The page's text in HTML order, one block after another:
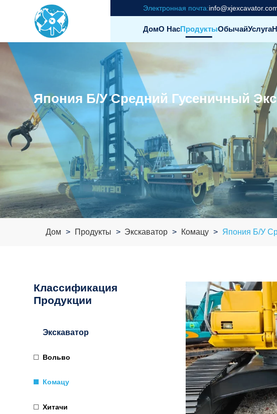
Электронная почта:
ДомО НасПродуктыОбычайУслуга
Япония Б/у Средний Гусеничный
Дом Продукты Экскаватор Комацу Япония Б/у
Классификация
Продукции
Экскаватор
Вольво
Комацу
Хитачи